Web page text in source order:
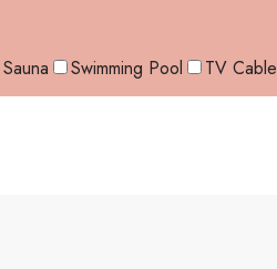
Sauna Swimming Pool TV Cable